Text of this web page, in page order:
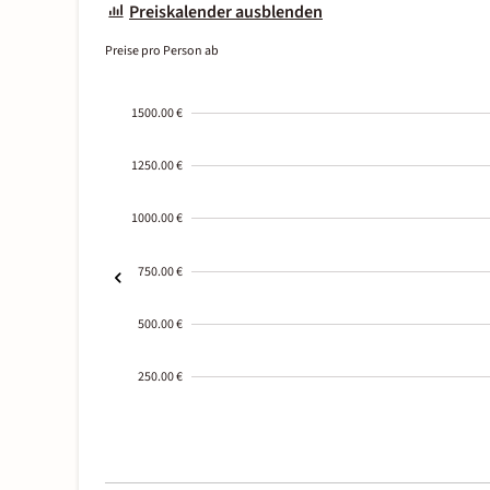
Preiskalender ausblenden
Preise pro Person ab
1500.00 €
1250.00 €
1000.00 €
750.00 €
500.00 €
250.00 €
01-02